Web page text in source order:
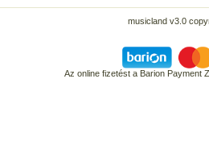
musicland v3.0
Az online fizetést a Barion Payment